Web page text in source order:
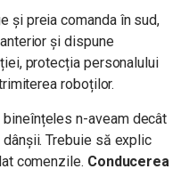
și preia comanda în sud,
și dispune
protecția personalului
roboților.
bineînțeles n-aveam decât
Trebuie să explic
comenzile. Conducerea